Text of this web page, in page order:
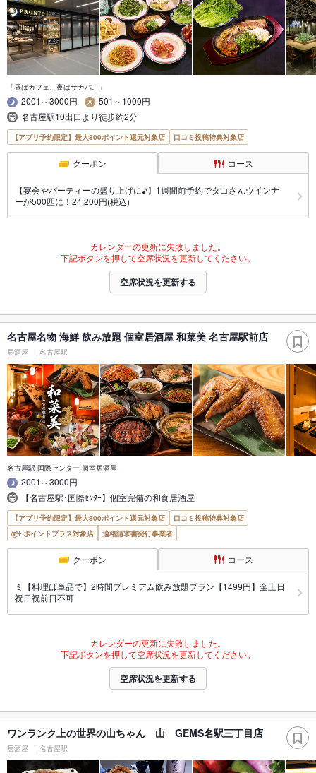
「昼はカフェ、夜はサカバ。」
2001～3000円
501～1000円
名古屋駅10出口より徒歩約2分
【アプリ予約限定】最大800ポイント還元対象店 口コミ投稿特典対象店
クーポン コース
【宴会やパーティーの盛り上げに♪】1週間前予約でタコさんウインナ
ーが500匹に！24,200円(税込)
カレンダーの更新に失敗しました。
下記ボタンを押して空席状況を更新してください。
空席状況を更新する
名古屋名物 海鮮 飲み放題 個室居酒屋 和菜美 名古屋駅前店
居酒屋 名古屋駅
名古屋駅 国際センター 個室居酒屋
2001～3000円
【名古屋駅･国際ｾﾝﾀｰ】個室完備の和食居酒屋
【アプリ予約限定】最大800ポイント還元対象店
口コミ投稿特典対象店
ポイントプラス対象店
適格請求書発行事業者
クーポン コース
ミ【料理は単品で】2時間プレミアム飲み放題プラン【1499円】金土日
祝日祝前日不可
カレンダーの更新に失敗しました。
下記ボタンを押して空席状況を更新してください。
空席状況を更新する
ワンランク上の世界の山ちゃん 山 GEMS名駅三丁目店
居酒屋 名古屋駅